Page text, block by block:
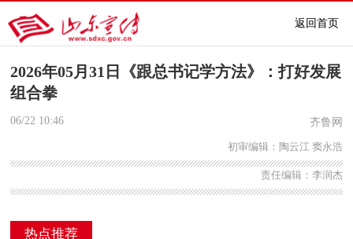
返回首页
2026年05月31日《跟总书记学方法》：打好发展
组合拳
06/22 10:46 齐鲁网
初审编辑：陶云江 窦永浩
责任编辑：李润杰
热点推荐